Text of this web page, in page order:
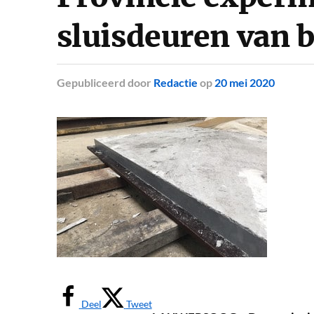
sluisdeuren van
Gepubliceerd door Redactie op 20 mei 2020
Deel Tweet